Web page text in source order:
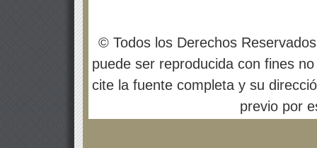
© Todos los Derechos
puede ser reproducida con fines
cite la fuente completa y su
previo por